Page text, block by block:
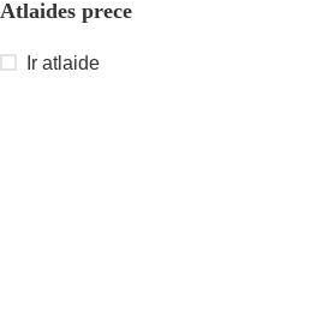
Atlaides prece
Ir atlaide